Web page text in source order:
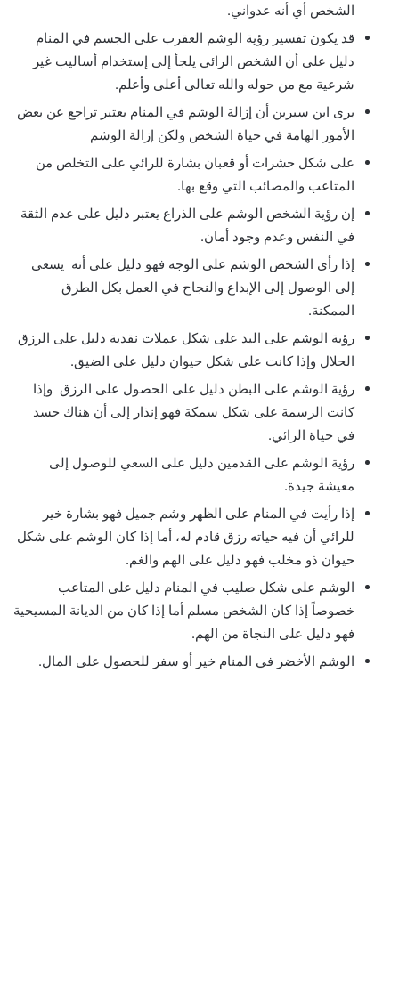
الشخص أي أنه عدواني.
قد يكون تفسير رؤية الوشم العقرب على الجسم في المنام
دليل على أن الشخص الرائي يلجأ إلى إستخدام أساليب غير
شرعية مع من حوله والله تعالى أعلى وأعلم.
يرى ابن سيرين أن إزالة الوشم في المنام يعتبر تراجع عن بعض
الأمور الهامة في حياة الشخص ولكن إزالة الوشم
على شكل حشرات أو قعبان بشارة للرائي على التخلص من
المتاعب والمصائب التي وقع بها.
إن رؤية الشخص الوشم على الذراع يعتبر دليل على عدم الثقة
في النفس وعدم وجود أمان.
إذا رأى الشخص الوشم على الوجه فهو دليل على أنه يسعى
إلى الوصول إلى الإبداع والنجاح في العمل بكل الطرق
الممكنة.
رؤية الوشم على اليد على شكل عملات نقدية دليل على الرزق
الحلال وإذا كانت على شكل حيوان دليل على الضيق.
رؤية الوشم على البطن دليل على الحصول على الرزق وإذا
كانت الرسمة على شكل سمكة فهو إنذار إلى أن هناك حسد
في حياة الرائي.
رؤية الوشم على القدمين دليل على السعي للوصول إلى
معيشة جيدة.
إذا رأيت في المنام على الظهر وشم جميل فهو بشارة خير
للرائي أن فيه حياته رزق قادم له، أما إذا كان الوشم على شكل
حيوان ذو مخلب فهو دليل على الهم والغم.
الوشم على شكل صليب في المنام دليل على المتاعب
خصوصاً إذا كان الشخص مسلم أما إذا كان من الديانة المسيحية
فهو دليل على النجاة من الهم.
الوشم الأخضر في المنام خير أو سفر للحصول على المال.